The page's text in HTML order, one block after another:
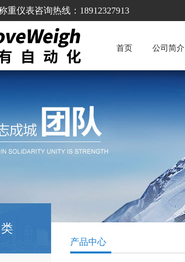
重仪表咨询热线：18912327913
首页 公司简介
产品中心